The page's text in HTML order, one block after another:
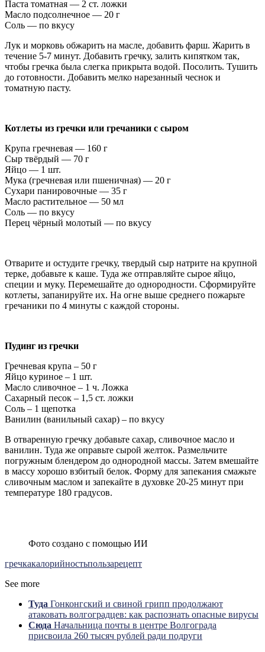
Паста томатная — 2 ст. ложки
Масло подсолнечное — 20 г
Соль — по вкусу
Лук и морковь обжарить на масле, добавить фарш. Жарить в
течение 5-7 минут. Добавить гречку, залить кипятком так,
чтобы гречка была слегка прикрыта водой. Посолить. Тушить
до готовности. Добавить мелко нарезанный чеснок и
томатную пасту.
Котлеты из гречки или гречаники с сыром
Крупа гречневая — 160 г
Сыр твёрдый — 70 г
Яйцо — 1 шт.
Мука (гречневая или пшеничная) — 20 г
Сухари панировочные — 35 г
Масло растительное — 50 мл
Соль — по вкусу
Перец чёрный молотый — по вкусу
Отварите и остудите гречку, твердый сыр натрите на крупной
терке, добавьте к каше. Туда же отправляйте сырое яйцо,
специи и муку. Перемешайте до однородности. Сформируйте
котлеты, запанируйте их. На огне выше среднего пожарьте
гречаники по 4 минуты с каждой стороны.
Пудинг из гречки
Гречневая крупа – 50 г
Яйцо куриное – 1 шт.
Масло сливочное – 1 ч. Ложка
Сахарный песок – 1,5 ст. ложки
Соль – 1 щепотка
Ванилин (ванильный сахар) – по вкусу
В отваренную гречку добавьте сахар, сливочное масло и
ванилин. Туда же оправьте сырой желток. Размельчите
погружным блендером до однородной массы. Затем вмешайте
в массу хорошо взбитый белок. Форму для запекания смажьте
сливочным маслом и запекайте в духовке 20-25 минут при
температуре 180 градусов.
Фото создано с помощью ИИ
гречкакалорийностьпользарецепт
See more
Туда Гонконгский и свиной грипп продолжают
атаковать волгоградцев: как распознать опасные вирусы
Сюда Начальница почты в центре Волгограда
присвоила 260 тысяч рублей ради подруги